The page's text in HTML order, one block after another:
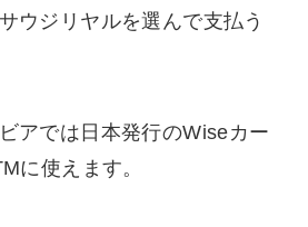
ウジリヤルを選んで支払う
アでは日本発行のWiseカー
に使えます。